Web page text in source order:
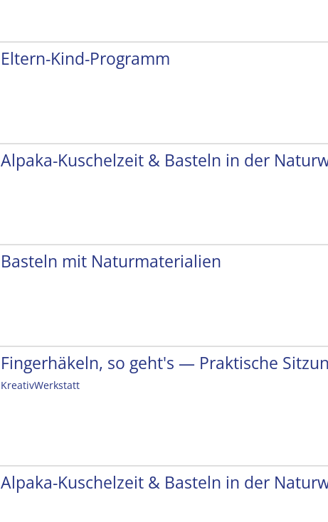
Eltern-Kind-Programm
Alpaka-Kuschelzeit & Basteln in der
Basteln mit Naturmaterialien
Fingerhäkeln, so geht's — Praktische
KreativWerkstatt
Alpaka-Kuschelzeit & Basteln in der